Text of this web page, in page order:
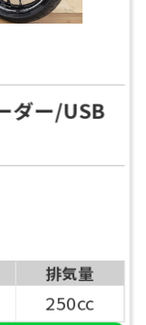
ダー/USB
排気量
250cc